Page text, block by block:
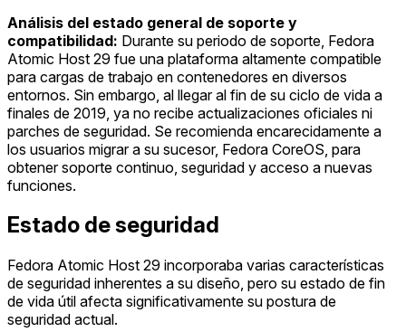
Análisis del estado general de soporte y
compatibilidad: Durante su periodo de soporte, Fedora
Atomic Host 29 fue una plataforma altamente compatible
para cargas de trabajo en contenedores en diversos
entornos. Sin embargo, al llegar al fin de su ciclo de vida a
finales de 2019, ya no recibe actualizaciones oficiales ni
parches de seguridad. Se recomienda encarecidamente a
los usuarios migrar a su sucesor, Fedora CoreOS, para
obtener soporte continuo, seguridad y acceso a nuevas
funciones.
Estado de seguridad
Fedora Atomic Host 29 incorporaba varias características
de seguridad inherentes a su diseño, pero su estado de fin
de vida útil afecta significativamente su postura de
seguridad actual.